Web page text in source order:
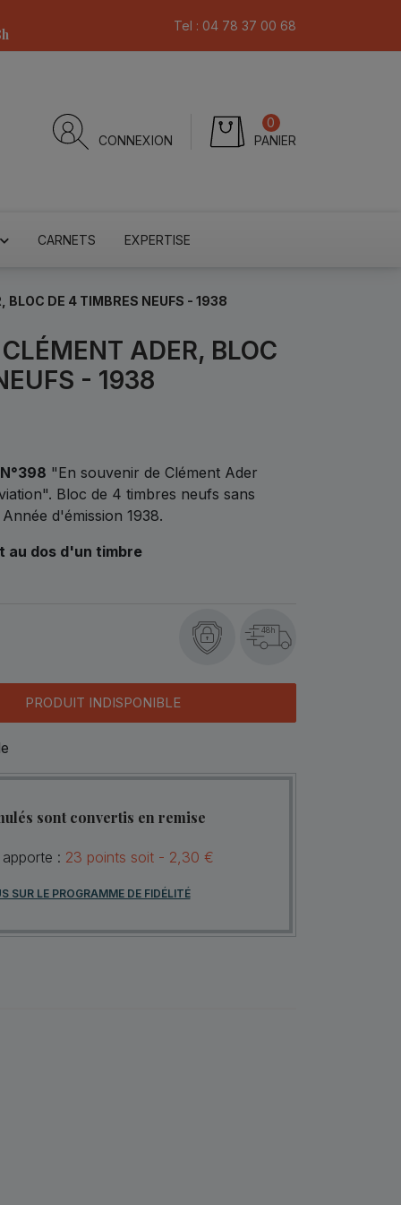
Tel : 04 78 37 00 68
CONNEXION PANIER
0
CARNETS EXPERTISE
DE 4 TIMBRES NEUFS - 1938
ADER, BLOC
- 1938
"En souvenir de Clément Ader
Bloc de 4 timbres neufs sans
d'émission 1938.
au dos d'un timbre
48h
PRODUIT INDISPONIBLE
sont convertis en remise
: 23 points soit - 2,30 €
SUR LE PROGRAMME DE FIDÉLITÉ